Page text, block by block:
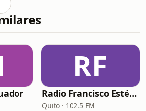
RF
Radio Francisco Estéreo
Quito · 102.5 FM